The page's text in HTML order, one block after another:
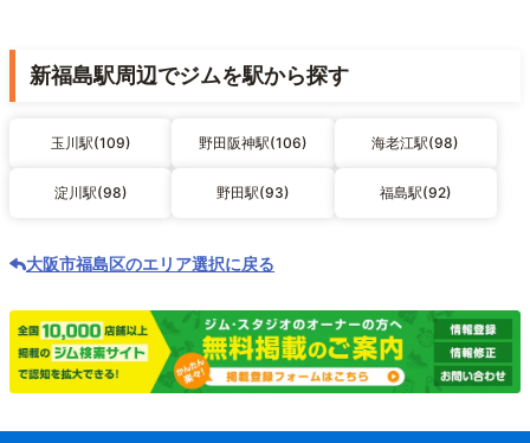
新福島駅周辺でジムを駅から探す
玉川駅(109) 野田阪神駅(106) 海老江駅(98)
淀川駅(98) 野田駅(93) 福島駅(92)
大阪市福島区のエリア選択に戻る